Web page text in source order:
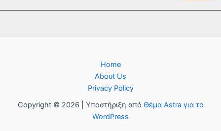
Home
About Us
Privacy Policy
Copyright © 2026 | Υποστήριξη από Θέμα Astra για το
WordPress